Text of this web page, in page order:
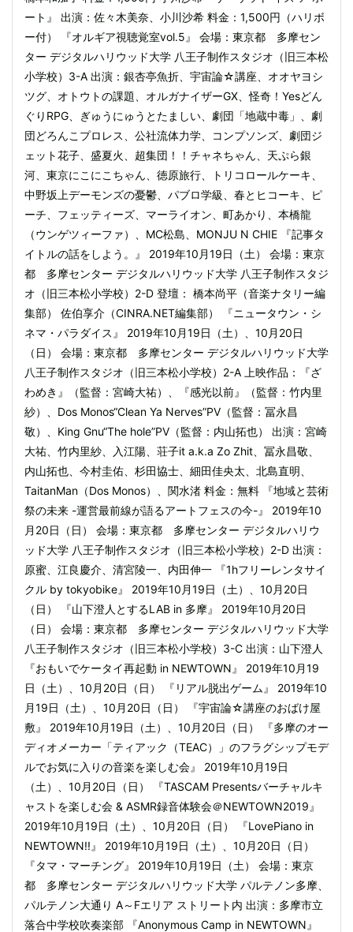
ート』 出演：佐々木美奈、小川沙希 料金：1,500円（ハリボ
ー付） 『オルギア視聴覚室vol.5』 会場：東京都 多摩セン
ター デジタルハリウッド大学 八王子制作スタジオ（旧三本松
小学校）3-A 出演：銀杏亭魚折、宇宙論☆講座、オオヤヨシ
ツグ、オトウトの課題、オルガナイザーGX、怪奇！Yesどん
ぐりRPG、ぎゅうにゅうとたましい、劇団「地蔵中毒」、劇
団どろんこプロレス、公社流体力学、コンプソンズ、劇団ジ
ェット花子、盛夏火、超集団！！チャネちゃん、天ぷら銀
河、東京にこにこちゃん、徳原旅行、トリコロールケーキ、
中野坂上デーモンズの憂鬱、パブロ学級、春とヒコーキ、ピ
ーチ、フェッティーズ、マーライオン、町あかり、本橋龍
（ウンゲツィーファ）、MC松島、MONJU N CHIE 『記事タ
イトルの話をしよう。』 2019年10月19日（土） 会場：東京
都 多摩センター デジタルハリウッド大学 八王子制作スタジ
オ（旧三本松小学校）2-D 登壇： 橋本尚平（音楽ナタリー編
集部） 佐伯享介（CINRA.NET編集部） 『ニュータウン・シ
ネマ・パラダイス』 2019年10月19日（土）、10月20日
（日） 会場：東京都 多摩センター デジタルハリウッド大学
八王子制作スタジオ（旧三本松小学校）2-A 上映作品：『ざ
わめき』（監督：宮崎大祐）、『感光以前』（監督：竹内里
紗）、Dos Monos“Clean Ya Nerves”PV（監督：冨永昌
敬）、King Gnu“The hole”PV（監督：内山拓也） 出演：宮崎
大祐、竹内里紗、入江陽、荘子it a.k.a Zo Zhit、冨永昌敬、
内山拓也、今村圭佑、杉田協士、細田佳央太、北島直明、
TaitanMan（Dos Monos）、関水渚 料金：無料 『地域と芸術
祭の未来 -運営最前線が語るアートフェスの今-』 2019年10
月20日（日） 会場：東京都 多摩センター デジタルハリウ
ッド大学 八王子制作スタジオ（旧三本松小学校）2-D 出演：
原蜜、江良慶介、清宮陵一、内田伸一 『1hフリーレンタサイ
クル by tokyobike』 2019年10月19日（土）、10月20日
（日） 『山下澄人とするLAB in 多摩』 2019年10月20日
（日） 会場：東京都 多摩センター デジタルハリウッド大学
八王子制作スタジオ（旧三本松小学校）3-C 出演：山下澄人
『おもいでケータイ再起動 in NEWTOWN』 2019年10月19
日（土）、10月20日（日） 『リアル脱出ゲーム』 2019年10
月19日（土）、10月20日（日） 『宇宙論☆講座のおばけ屋
敷』 2019年10月19日（土）、10月20日（日） 『多摩のオー
ディオメーカー「ティアック（TEAC）」のフラグシップモデ
ルでお気に入りの音楽を楽しむ会』 2019年10月19日
（土）、10月20日（日） 『TASCAM Presentsバーチャルキ
ャストを楽しむ会 & ASMR録音体験会＠NEWTOWN2019』
2019年10月19日（土）、10月20日（日） 『LovePiano in
NEWTOWN!!』 2019年10月19日（土）、10月20日（日）
『タマ・マーチング』 2019年10月19日（土） 会場：東京
都 多摩センター デジタルハリウッド大学 パルテノン多摩、
パルテノン大通り A～Fエリア ストリート内 出演：多摩市立
落合中学校吹奏楽部 『Anonymous Camp in NEWTOWN』